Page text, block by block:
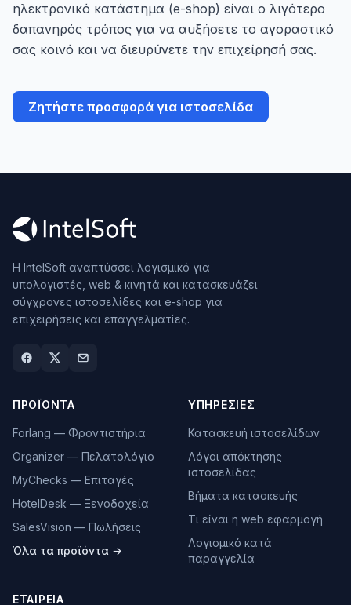
ηλεκτρονικό κατάστημα (e-shop) είναι ο λιγότερο
δαπανηρός τρόπος για να αυξήσετε το αγοραστικό
σας κοινό και να διευρύνετε την επιχείρησή σας.
Ζητήστε προσφορά για ιστοσελίδα
Η IntelSoft αναπτύσσει λογισμικό για
υπολογιστές, web & κινητά και κατασκευάζει
σύγχρονες ιστοσελίδες και e-shop για
επιχειρήσεις και επαγγελματίες.
ΠΡΟΪΌΝΤΑ
Forlang — Φροντιστήρια
Organizer — Πελατολόγιο
MyChecks — Επιταγές
HotelDesk — Ξενοδοχεία
SalesVision — Πωλήσεις
Όλα τα προϊόντα →
ΥΠΗΡΕΣΊΕΣ
Κατασκευή ιστοσελίδων
Λόγοι απόκτησης
ιστοσελίδας
Βήματα κατασκευής
Τι είναι η web εφαρμογή
Λογισμικό κατά
παραγγελία
ΕΤΑΙΡΕΊΑ